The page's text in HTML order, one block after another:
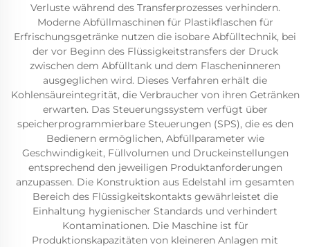
Verluste während des Transferprozesses verhindern.
Moderne Abfüllmaschinen für Plastikflaschen für
Erfrischungsgetränke nutzen die isobare Abfülltechnik, bei
der vor Beginn des Flüssigkeitstransfers der Druck
zwischen dem Abfülltank und dem Flascheninneren
ausgeglichen wird. Dieses Verfahren erhält die
Kohlensäureintegrität, die Verbraucher von ihren Getränken
erwarten. Das Steuerungssystem verfügt über
speicherprogrammierbare Steuerungen (SPS), die es den
Bedienern ermöglichen, Abfüllparameter wie
Geschwindigkeit, Füllvolumen und Druckeinstellungen
entsprechend den jeweiligen Produktanforderungen
anzupassen. Die Konstruktion aus Edelstahl im gesamten
Bereich des Flüssigkeitskontakts gewährleistet die
Einhaltung hygienischer Standards und verhindert
Kontaminationen. Die Maschine ist für
Produktionskapazitäten von kleineren Anlagen mit